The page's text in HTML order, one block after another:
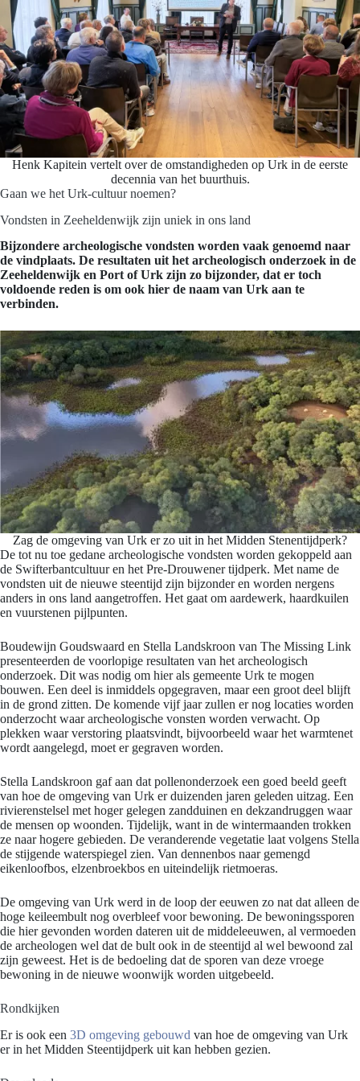
Henk Kapitein vertelt over de omstandigheden op Urk in de eerste
decennia van het buurthuis.
Gaan we het Urk-cultuur noemen?
Vondsten in Zeeheldenwijk zijn uniek in ons land
Bijzondere archeologische vondsten worden vaak genoemd naar
de vindplaats. De resultaten uit het archeologisch onderzoek in de
Zeeheldenwijk en Port of Urk zijn zo bijzonder, dat er toch
voldoende reden is om ook hier de naam van Urk aan te
verbinden.
Zag de omgeving van Urk er zo uit in het Midden Stenentijdperk?
De tot nu toe gedane archeologische vondsten worden gekoppeld aan
de Swifterbantcultuur en het Pre-Drouwener tijdperk. Met name de
vondsten uit de nieuwe steentijd zijn bijzonder en worden nergens
anders in ons land aangetroffen. Het gaat om aardewerk, haardkuilen
en vuurstenen pijlpunten.
Boudewijn Goudswaard en Stella Landskroon van The Missing Link
presenteerden de voorlopige resultaten van het archeologisch
onderzoek. Dit was nodig om hier als gemeente Urk te mogen
bouwen. Een deel is inmiddels opgegraven, maar een groot deel blijft
in de grond zitten. De komende vijf jaar zullen er nog locaties worden
onderzocht waar archeologische vonsten worden verwacht. Op
plekken waar verstoring plaatsvindt, bijvoorbeeld waar het warmtenet
wordt aangelegd, moet er gegraven worden.
Stella Landskroon gaf aan dat pollenonderzoek een goed beeld geeft
van hoe de omgeving van Urk er duizenden jaren geleden uitzag. Een
rivierenstelsel met hoger gelegen zandduinen en dekzandruggen waar
de mensen op woonden. Tijdelijk, want in de wintermaanden trokken
ze naar hogere gebieden. De veranderende vegetatie laat volgens Stella
de stijgende waterspiegel zien. Van dennenbos naar gemengd
eikenloofbos, elzenbroekbos en uiteindelijk rietmoeras.
De omgeving van Urk werd in de loop der eeuwen zo nat dat alleen de
hoge keileembult nog overbleef voor bewoning. De bewoningssporen
die hier gevonden worden dateren uit de middeleeuwen, al vermoeden
de archeologen wel dat de bult ook in de steentijd al wel bewoond zal
zijn geweest. Het is de bedoeling dat de sporen van deze vroege
bewoning in de nieuwe woonwijk worden uitgebeeld.
Rondkijken
Er is ook een 3D omgeving gebouwd van hoe de omgeving van Urk
er in het Midden Steentijdperk uit kan hebben gezien.